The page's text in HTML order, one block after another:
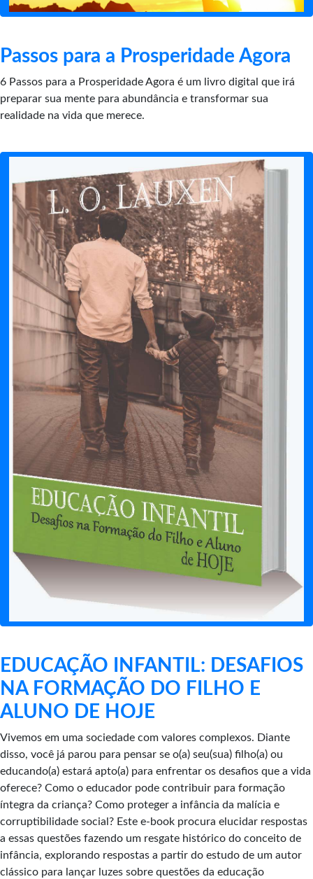
Passos para a Prosperidade Agora
6 Passos para a Prosperidade Agora é um livro digital que irá
preparar sua mente para abundância e transformar sua
realidade na vida que merece.
EDUCAÇÃO INFANTIL: DESAFIOS
NA FORMAÇÃO DO FILHO E
ALUNO DE HOJE
Vivemos em uma sociedade com valores complexos. Diante
disso, você já parou para pensar se o(a) seu(sua) filho(a) ou
educando(a) estará apto(a) para enfrentar os desafios que a vida
oferece? Como o educador pode contribuir para formação
íntegra da criança? Como proteger a infância da malícia e
corruptibilidade social? Este e-book procura elucidar respostas
a essas questões fazendo um resgate histórico do conceito de
infância, explorando respostas a partir do estudo de um autor
clássico para lançar luzes sobre questões da educação